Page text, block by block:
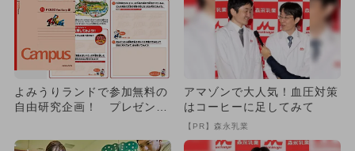
よみうりランドで参加無料の
自由研究企画！ プレゼント
アマゾンで大人気！血圧対策
はコーヒーに足してみて
【PR】森永乳業